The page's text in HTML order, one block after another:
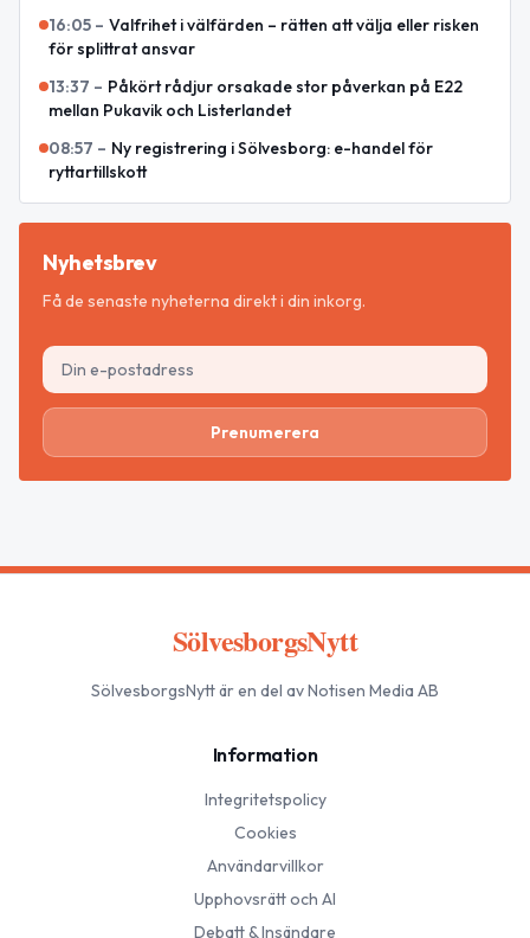
16:05 – Valfrihet i välfärden – rätten att välja eller risken
för splittrat ansvar
13:37 – Påkört rådjur orsakade stor påverkan på E22
mellan Pukavik och Listerlandet
08:57 – Ny registrering i Sölvesborg: e-handel för
ryttartillskott
Nyhetsbrev
Få de senaste nyheterna direkt i din inkorg.
Prenumerera
SölvesborgsNytt
SölvesborgsNyttär en del av Notisen Media AB
Information
Integritetspolicy
Cookies
Användarvillkor
Upphovsrätt och AI
Debatt & Insändare